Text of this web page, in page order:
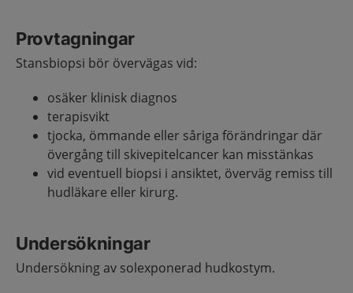
Provtagningar
Stansbiopsi bör övervägas vid:
osäker klinisk diagnos
terapisvikt
tjocka, ömmande eller såriga förändringar där
övergång till skivepitelcancer kan misstänkas
vid eventuell biopsi i ansiktet, överväg remiss till
hudläkare eller kirurg.
Undersökningar
Undersökning av solexponerad hudkostym.